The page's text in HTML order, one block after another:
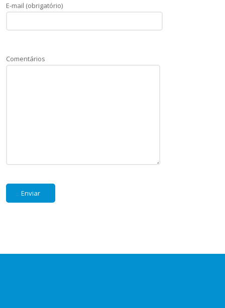
E-mail (obrigatório)
Comentários